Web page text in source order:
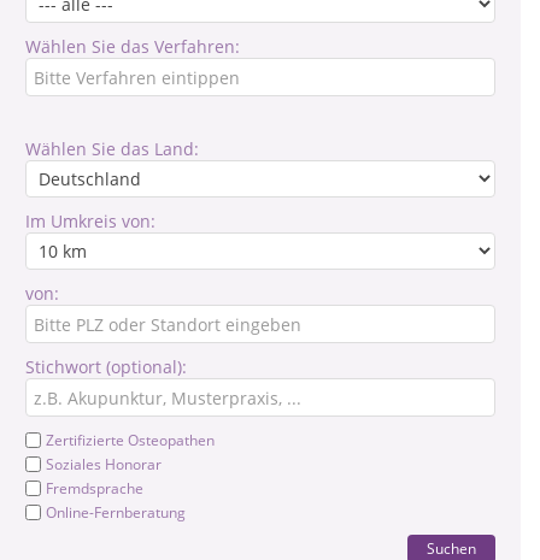
Wählen Sie das Verfahren:
Wählen Sie das Land:
Im Umkreis von:
von:
Stichwort (optional):
Zertifizierte Osteopathen
Soziales Honorar
Fremdsprache
Online-Fernberatung
Suchen